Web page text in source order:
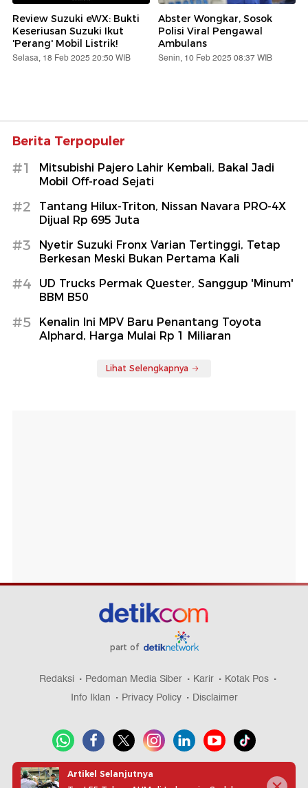
Review Suzuki eWX: Bukti
Keseriusan Suzuki Ikut
'Perang' Mobil Listrik!
Selasa, 18 Feb 2025 20:50 WIB
Abster Wongkar, Sosok
Polisi Viral Pengawal
Ambulans
Senin, 10 Feb 2025 08:37 WIB
Berita Terpopuler
#1
Mitsubishi Pajero Lahir Kembali, Bakal Jadi
Mobil Off-road Sejati
#2
Tantang Hilux-Triton, Nissan Navara PRO-4X
Dijual Rp 695 Juta
#3
Nyetir Suzuki Fronx Varian Tertinggi, Tetap
Berkesan Meski Bukan Pertama Kali
#4
UD Trucks Permak Quester, Sanggup 'Minum'
BBM B50
#5
Kenalin Ini MPV Baru Penantang Toyota
Alphard, Harga Mulai Rp 1 Miliaran
Lihat Selengkapnya
part of
Redaksi Pedoman Media Siber Karir
Kotak Pos
Info Iklan
Privacy Policy Disclaimer
Download aplikasi detikcom
Artikel Selanjutnya